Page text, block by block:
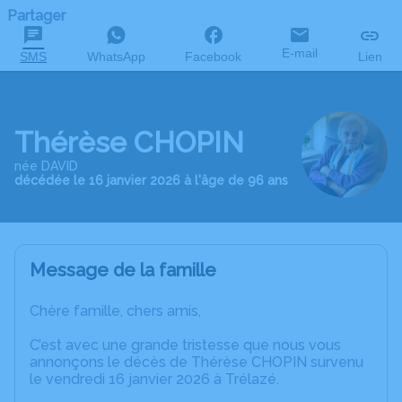
Partager
SMS WhatsApp Facebook E-mail Lien
Thérèse CHOPIN
née DAVID
décédée le 16 janvier 2026 à l'âge de 96 ans
Message de la famille
Chère famille, chers amis,
C’est avec une grande tristesse que nous vous
annonçons le décès de Thérèse CHOPIN survenu
le vendredi 16 janvier 2026 à Trélazé.